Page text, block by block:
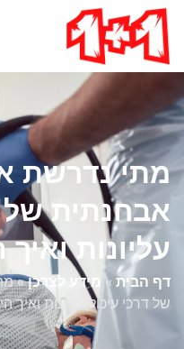
מתי נדרשת
אבחנתית של
עליונות
דף הבית» מידע לצרכן»מתי
של דרכי עיכול עליונות ואיך